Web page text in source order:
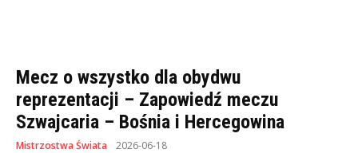
Mecz o wszystko dla obydwu
reprezentacji – Zapowiedź meczu
Szwajcaria – Bośnia i Hercegowina
Mistrzostwa Świata 2026-06-18